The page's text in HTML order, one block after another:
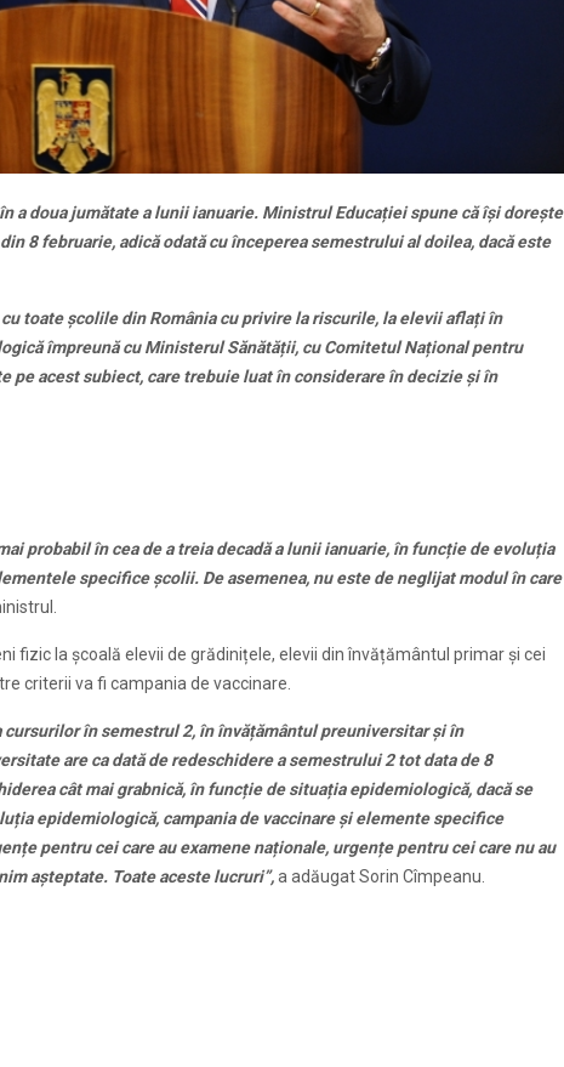
a doua jumătate a lunii ianuarie. Ministrul Educației spune că își dorește
8 februarie, adică odată cu începerea semestrului al doilea, dacă este
toate școlile din România cu privire la riscurile, la elevii aflați în
împreună cu Ministerul Sănătății, cu Comitetul Național pentru
pe acest subiect, care trebuie luat în considerare în decizie și în
probabil în cea de a treia decadă a lunii ianuarie, în funcție de evoluția
specifice școlii. De asemenea, nu este de neglijat modul în care
fizic la școală elevii de grădinițele, elevii din învățământul primar și cei
criterii va fi campania de vaccinare.
în semestrul 2, în învățământul preuniversitar și în
are ca dată de redeschidere a semestrului 2 tot data de 8
cât mai grabnică, în funcție de situația epidemiologică, dacă se
epidemiologică, campania de vaccinare și elemente specifice
pentru cei care au examene naționale, urgențe pentru cei care nu au
așteptate. Toate aceste lucruri”,a adăugat Sorin Cîmpeanu.